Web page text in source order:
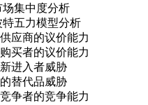
场集中度分析
特五力模型分析
应商的议价能力
买者的议价能力
进入者威胁
替代品威胁
争者的竞争能力